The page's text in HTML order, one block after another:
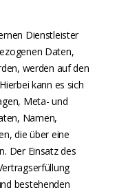
Dienstleister
Daten,
werden auf den
kann es sich
Meta- und
Namen,
die über eine
Der Einsatz des
bestehenden